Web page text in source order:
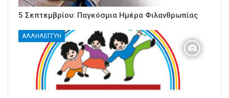
5 Σεπτεμβρίου: Παγκόσμια Ημέρα Φιλανθρωπίας
ΑΛΛΗΛΕΓΓΎΗ